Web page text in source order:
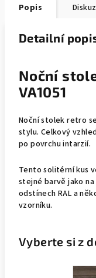
Popis
Detailní
Noční
VA1051
Noční stolek retro
stylu. Celkový
po povrchu intarzií.
Tento solitérní kus
stejné barvě jako
odstínech RAL a
vzorníku.
Vyberte si z